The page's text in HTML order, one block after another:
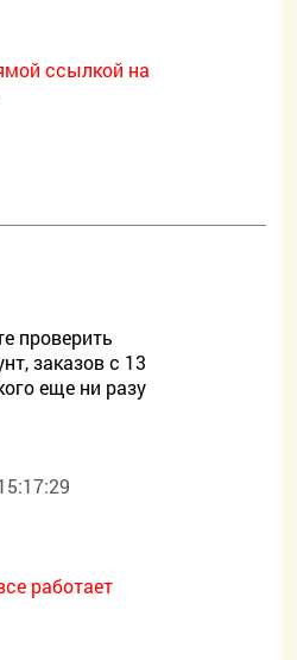
ссылкой на
проверить
заказов с 13
еще ни разу
работает